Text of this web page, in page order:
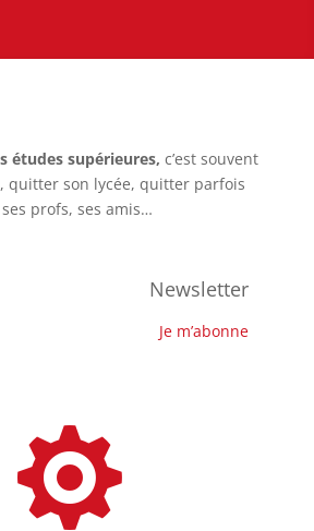
études supérieures, c’est souvent
quitter son lycée, quitter parfois
profs, ses amis…
Newsletter
Je m’abonne
